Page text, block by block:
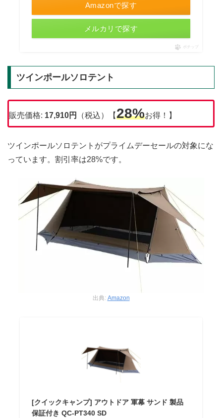
Amazonで探す
メルカリで探す
ポチップ
ツインポールソロテント
販売価格: 17,910円 （税込）【28%お得！】
ツインポールソロテントがプライムデーセールの対象にな
っています。割引率は28%です。
出典: Amazon
[クイックキャンプ] アウトドア 軍幕 サンド 製品
保証付き QC-PT340 SD